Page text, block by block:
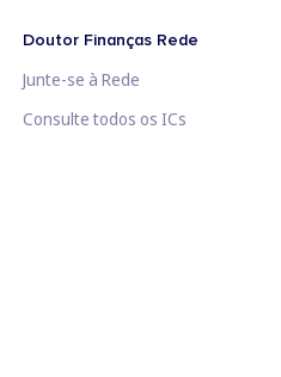
Doutor Finanças Rede
Junte-se à Rede
Consulte todos os ICs